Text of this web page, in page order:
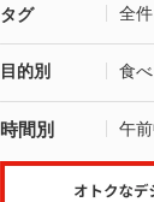
タグ 全件
目的別 食
時間別 午